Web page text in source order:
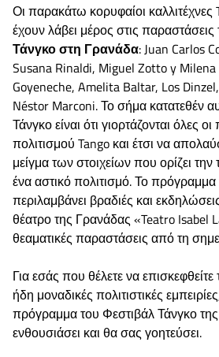
Οι παρακάτω κορυφαίοι
έχουν λάβει μέρος στις παραστάσεις
Τάνγκο στη Γρανάδα: Juan Carlos
Susana Rinaldi, Miguel Zotto y Milena
Goyeneche, Amelita Baltar, Los
Néstor Marconi. Το σήμα κατατεθέν
Τάνγκο είναι ότι γιορτάζονται όλες
πολιτισμού Tango και έτσι να
μείγμα των στοιχείων που ορίζει
ένα αστικό πολιτισμό. Το
περιλαμβάνει βραδιές και
θέατρο της Γρανάδας «Teatro Isabel
θεαματικές παραστάσεις από τη
Για εσάς που θέλετε να επισκεφθείτε
ήδη μοναδικές πολιτιστικές
πρόγραμμα του Φεστιβάλ Τάνγκο
ενθουσιάσει και θα σας γοητεύσει.